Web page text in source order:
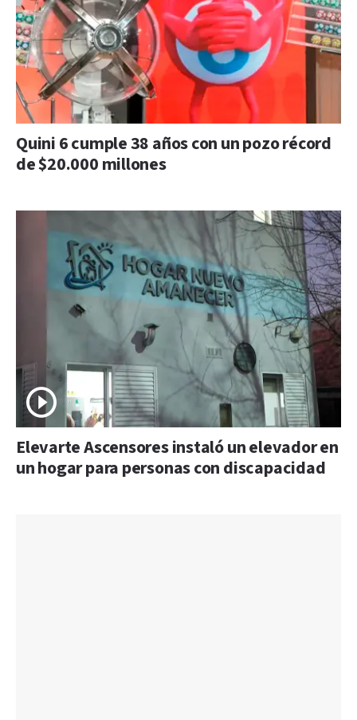
Quini 6 cumple 38 años con un pozo récord
de $20.000 millones
Elevarte Ascensores instaló un elevador en
un hogar para personas con discapacidad